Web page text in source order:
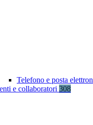
Telefono e posta
e collaboratori 308